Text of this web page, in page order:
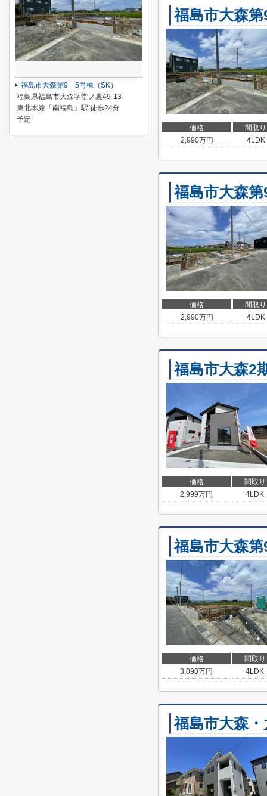
福島市大森
価格
間取り
2,990万円 4LDK
福島市大森
価格
間取り
2,990万円 4LDK
福島市大森2
価格
間取り
2,999万円 4LDK
福島市大森
価格
間取り
3,090万円 4LDK
福島市大森
福島市大森第9 5号棟（SK）
福島県福島市大森字堂ノ裏49-13
東北本線「南福島」駅 徒歩24分
予定